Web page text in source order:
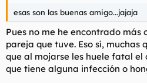
esas son las buenas amigo...jajaja
Pues no me he encontrado más
pareja que tuve. Eso sí, muchas
que al mojarse les huele fatal el
que tiene alguna infección o